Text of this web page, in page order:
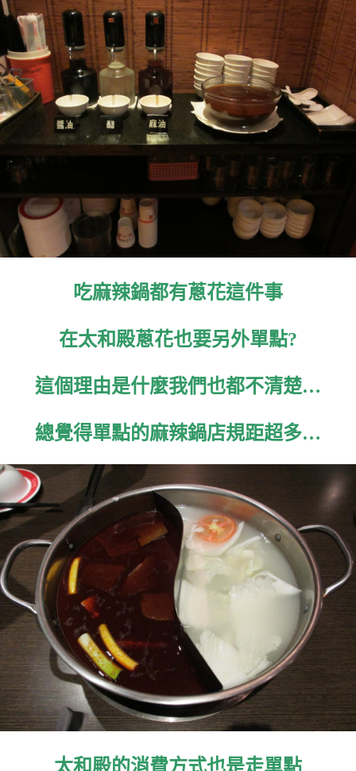
吃麻辣鍋都有蔥花這件事
在太和殿蔥花也要另外單點?
這個理由是什麼我們也都不清楚…
總覺得單點的麻辣鍋店規距超多…
太和殿的消費方式也是走單點